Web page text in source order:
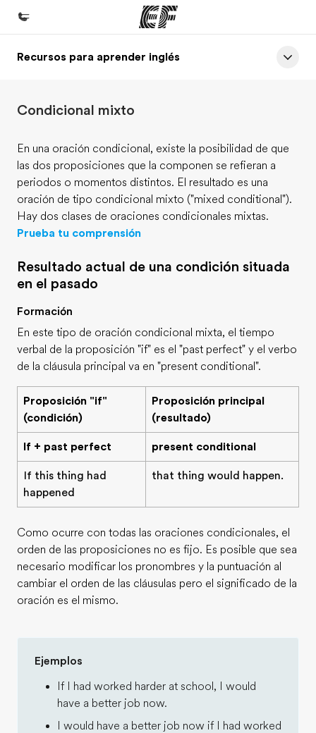
Inicio
Programas
Oficinas
Encuentra una oficina
Sobre nosotros
Trabajos
Únete al equipo
Recursos para aprender inglés
Condicional mixto
En una oración condicional, existe la posibilidad de que
las dos proposiciones que la componen se refieran a
periodos o momentos distintos. El resultado es una
oración de tipo condicional mixto ("mixed conditional").
Hay dos clases de oraciones condicionales mixtas.
Prueba tu comprensión
Resultado actual de una condición situada
en el pasado
Formación
En este tipo de oración condicional mixta, el tiempo
verbal de la proposición "if" es el "past perfect" y el verbo
de la cláusula principal va en "present conditional".
Proposición "if"
(condición)
Proposición principal
(resultado)
If + past perfect present conditional
If this thing had
happened
that thing would happen.
Como ocurre con todas las oraciones condicionales, el
orden de las proposiciones no es fijo. Es posible que sea
necesario modificar los pronombres y la puntuación al
cambiar el orden de las cláusulas pero el significado de la
oración es el mismo.
Ejemplos
If I had worked harder at school, I would
have a better job now.
I would have a better job now if I had worked